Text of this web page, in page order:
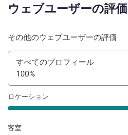
ウェブユーザーの評価
その他のウェブユーザーの評価
すべてのプロフィール
100%
ロケーション
客室